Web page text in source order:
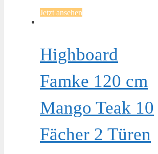
Jetzt ansehen
Highboard
Famke 120 cm
Mango Teak 10
Fächer 2 Türen